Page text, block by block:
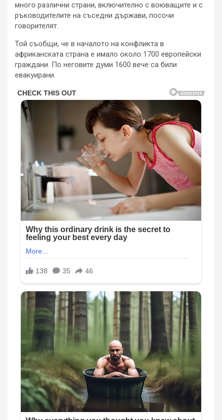
много различни страни, включително с воюващите и с
ръководителите на съседни държави, посочи
говорителят.
Той съобщи, че в началото на конфликта в
африканската страна е имало около 1700 европейски
граждани. По неговите думи 1600 вече са били
евакуирани.